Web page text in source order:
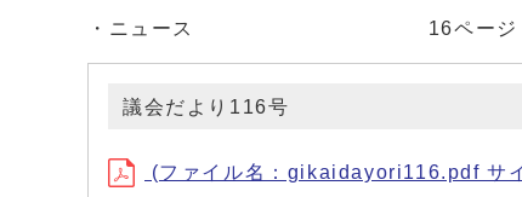
・ニュース 16ページ
議会だより116号
(ファイル名：gikaidayori116.pdf サ